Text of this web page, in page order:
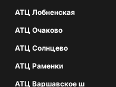
АТЦ Лобненская
АТЦ Очаково
АТЦ Солнцево
АТЦ Раменки
АТЦ Варшавское ш